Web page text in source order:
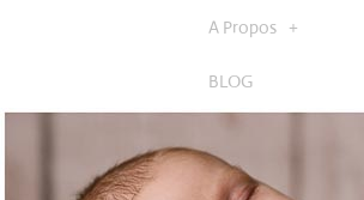
A Propos
BLOG